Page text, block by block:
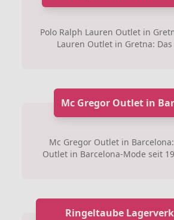
Polo Ralph Lauren Outlet in
Lauren Outlet in Gretna: Das
Mc Gregor Outlet in
Mc Gregor Outlet in
Outlet in Barcelona-Mode seit
Ringeltaube